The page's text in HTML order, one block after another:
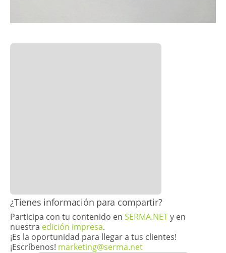
​¿Tienes información para compartir?
Participa con tu contenido en SERMA.NETy en
nuestra edición impresa.
¡Es la oportunidad para llegar a tus clientes!
¡Escríbenos! marketing@serma.net